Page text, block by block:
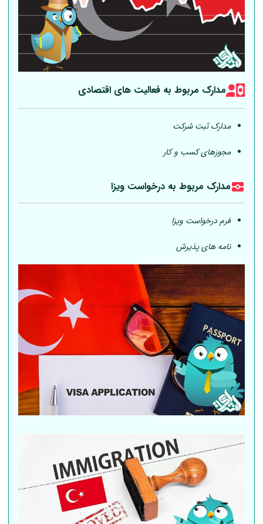
مدارک مربوط به فعالیت های اقتصادی
مدارک ثبت شرکت
مجوزهای کسب و کار
مدارک مربوط به درخواست ویزا
فرم درخواست ویزا
نامه های پذیرش